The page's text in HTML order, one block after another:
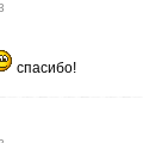
спасибо!